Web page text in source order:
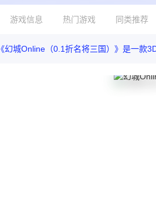
游戏信息 热门游戏 同类推荐
《幻城Online（0.1折名将三国）》是一款3D回合策略卡牌手游。游戏再现了赵云、关羽、张飞等经典三国人物及虎牢关之战、官渡